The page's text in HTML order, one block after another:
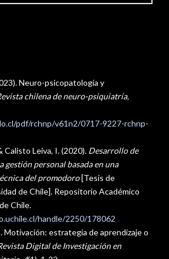
Neuro-psicopatología y
chilena de neuro-psiquiatría,
pdf/rchnp/v61n2/0717-9227-rchnp-
Calisto Leiva, I. (2020). Desarrollo de
gestión personal basada en una
del promodoro[Tesis de
de Chile]. Repositorio Académico
Chile.
handle/2250/178062
Motivación: estrategia de aprendizaje o
Digital de Investigación en